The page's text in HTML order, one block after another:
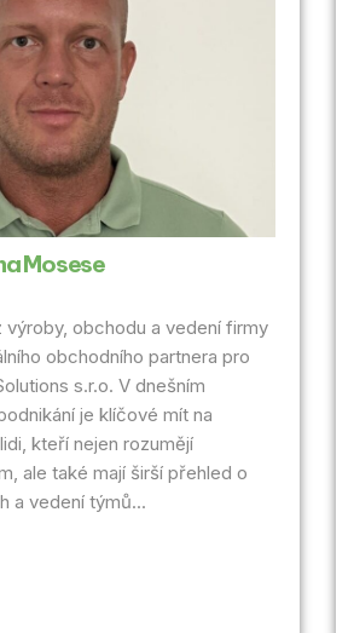
Mosese
výroby, obchodu a vedení firmy
obchodního partnera pro
s.r.o. V dnešním
je klíčové mít na
kteří nejen rozumějí
ale také mají širší přehled o
a vedení týmů...